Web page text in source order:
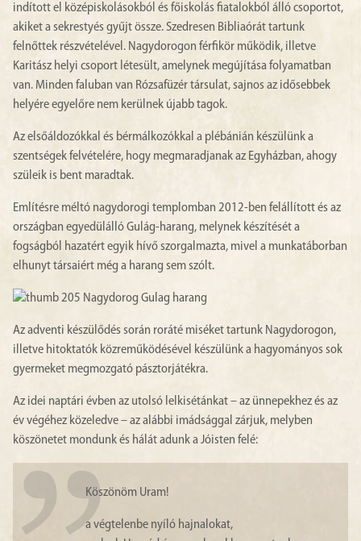
indított el középiskolásokból és főiskolás fiatalokból álló csoportot,
akiket a sekrestyés gyűjt össze. Szedresen Bibliaórát tartunk
felnőttek részvételével. Nagydorogon férfikör működik, illetve
Karitász helyi csoport létesült, amelynek megújítása folyamatban
van. Minden faluban van Rózsafüzér társulat, sajnos az idősebbek
helyére egyelőre nem kerülnek újabb tagok.
Az elsőáldozókkal és bérmálkozókkal a plébánián készülünk a
szentségek felvételére, hogy megmaradjanak az Egyházban, ahogy
szüleik is bent maradtak.
Említésre méltó nagydorogi templomban 2012-ben felállított és az
országban egyedülálló Gulág-harang, melynek készítését a
fogságból hazatért egyik hívő szorgalmazta, mivel a munkatáborban
elhunyt társaiért még a harang sem szólt.
Az adventi készülődés során roráté miséket tartunk Nagydorogon,
illetve hitoktatók közreműködésével készülünk a hagyományos sok
gyermeket megmozgató pásztorjátékra.
Az idei naptári évben az utolsó lelkisétánkat – az ünnepekhez és az
év végéhez közeledve – az alábbi imádsággal zárjuk, melyben
köszönetet mondunk és hálát adunk a Jóisten felé:
Köszönöm Uram!
a végtelenbe nyíló hajnalokat,